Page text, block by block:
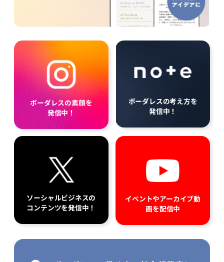
ボーダレスの素顔を
発信中！
ボーダレスの考え方を
発信中！
ソーシャルビジネスの
コンテンツを発信中！
イベントやアーカイブ動
画を配信中